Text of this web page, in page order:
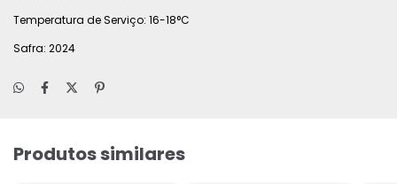
Temperatura de Serviço: 16-18°C
Safra: 2024
Produtos similares